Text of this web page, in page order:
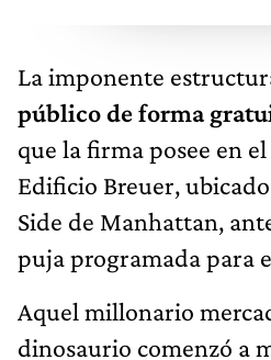
La imponente
público de forma
que la firma posee en
Edificio Breuer,
Side de Manhattan,
puja programada para
Aquel millonario
dinosaurio comenzó a